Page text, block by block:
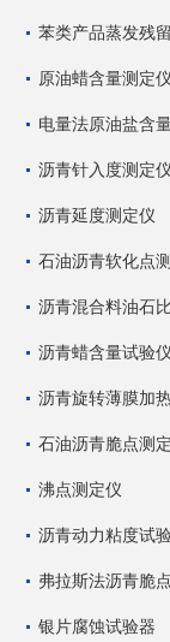
苯类产品蒸发残
原油蜡含量测定仪
电量法原油盐含
沥青针入度测定仪
沥青延度测定仪
石油沥青软化点
沥青混合料油石
沥青蜡含量试验仪
沥青旋转薄膜加
石油沥青脆点测
沸点测定仪
沥青动力粘度试
弗拉斯法沥青脆
银片腐蚀试验器